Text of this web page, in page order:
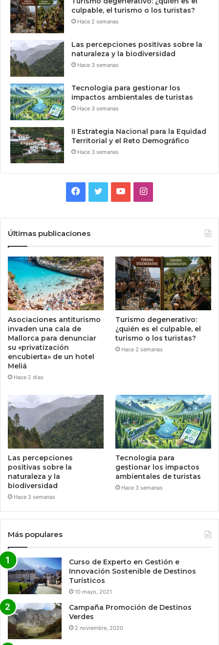
culpable, el turismo o los turistas?
Hace 2 semanas
Las percepciones positivas sobre la
naturaleza y la biodiversidad
Hace 3 semanas
Tecnologia para gestionar los
impactos ambientales de turistas
Hace 3 semanas
II Estrategia Nacional para la Equidad
Territorial y el Reto Demográfico
Hace 3 semanas
Facebook
TwitterYouTubeInstagram
Últimas publicaciones
Asociaciones antiturismo
invaden una cala de
Mallorca para denunciar
su «privatización
encubierta» de un hotel
Meliá
Hace 2 días
Turismo degenerativo:
¿quién es el culpable, el
turismo o los turistas?
Hace 2 semanas
Las percepciones
positivas sobre la
naturaleza y la
biodiversidad
Hace 3 semanas
Tecnologia para
gestionar los impactos
ambientales de turistas
Hace 3 semanas
Más populares
Curso de Experto en Gestión e
Innovación Sostenible de Destinos
Turísticos
10 mayo, 2021
Campaña Promoción de Destinos
Verdes
2 noviembre, 2020